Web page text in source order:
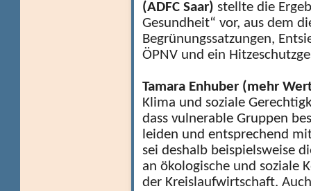
(ADFC Saar) stellte die
Gesundheit“ vor, aus dem
Begrünungssatzungen,
ÖPNV und ein
Tamara Enhuber (mehr
Klima und soziale
dass vulnerable Gruppen
leiden und entsprechend
sei deshalb beispielsweise
an ökologische und soziale
der Kreislaufwirtschaft.